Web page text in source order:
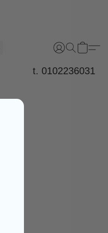
t. 0102236031